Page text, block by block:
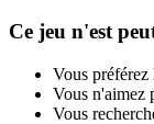
Ce jeu n'est
Vous
Vous n'aimez
Vous